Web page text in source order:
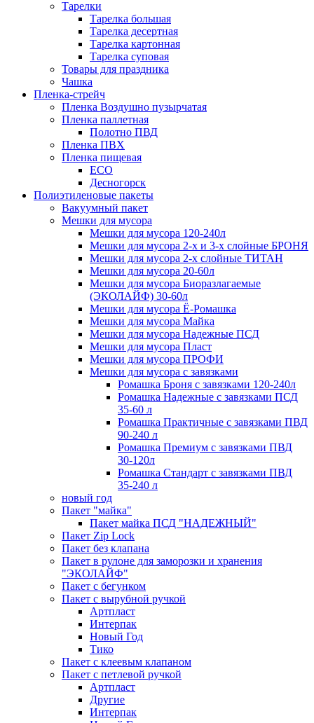
Тарелки
Тарелка большая
Тарелка десертная
Тарелка картонная
Тарелка суповая
Товары для праздника
Чашка
Пленка-стрейч
Пленка Воздушно пузырчатая
Пленка паллетная
Полотно ПВД
Пленка ПВХ
Пленка пищевая
ECO
Десногорск
Полиэтиленовые пакеты
Вакуумный пакет
Мешки для мусора
Мешки для мусора 120-240л
Мешки для мусора 2-х и 3-х слойные БРОНЯ
Мешки для мусора 2-х слойные ТИТАН
Мешки для мусора 20-60л
Мешки для мусора Биоразлагаемые
(ЭКОЛАЙФ) 30-60л
Мешки для мусора Ё-Ромашка
Мешки для мусора Майка
Мешки для мусора Надежные ПСД
Мешки для мусора Пласт
Мешки для мусора ПРОФИ
Мешки для мусора с завязками
Ромашка Броня с завязками 120-240л
Ромашка Надежные с завязками ПСД
35-60 л
Ромашка Практичные с завязками ПВД
90-240 л
Ромашка Премиум с завязками ПВД
30-120л
Ромашка Стандарт с завязками ПВД
35-240 л
новый год
Пакет "майка"
Пакет майка ПСД "НАДЕЖНЫЙ"
Пакет Zip Lock
Пакет без клапана
Пакет в рулоне для заморозки и хранения
"ЭКОЛАЙФ"
Пакет с бегунком
Пакет с вырубной ручкой
Артпласт
Интерпак
Новый Год
Тико
Пакет с клеевым клапаном
Пакет с петлевой ручкой
Артпласт
Другие
Интерпак